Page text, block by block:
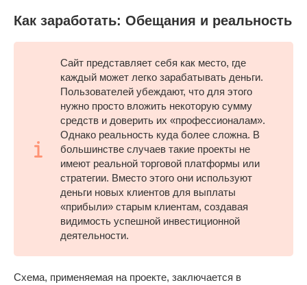
Как заработать: Обещания и реальность
Сайт представляет себя как место, где
каждый может легко зарабатывать деньги.
Пользователей убеждают, что для этого
нужно просто вложить некоторую сумму
средств и доверить их «профессионалам».
Однако реальность куда более сложна. В
большинстве случаев такие проекты не
имеют реальной торговой платформы или
стратегии. Вместо этого они используют
деньги новых клиентов для выплаты
«прибыли» старым клиентам, создавая
видимость успешной инвестиционной
деятельности.
Схема, применяемая на проекте, заключается в